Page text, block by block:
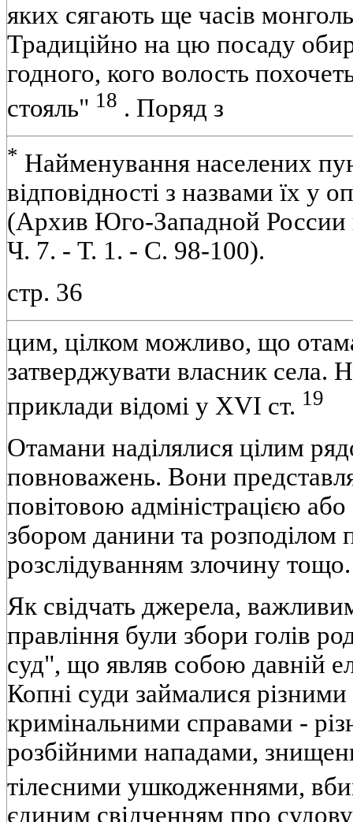
яких сягають ще часів
Традиційно на цю посаду
годного, кого волость
стояль" 18 . Поряд з
* Найменування населених
відповідності з назвами їх у
(Архив Юго-Западной России
Ч. 7. - Т. 1. - С. 98-100).
стр. 36
цим, цілком можливо, що
затверджувати власник села.
приклади відомі у XVI ст. 19
Отамани наділялися цілим
повноважень. Вони
повітовою адміністрацією
збором данини та розподілом
розслідуванням злочину тощо.
Як свідчать джерела,
правління були збори голів
суд", що являв собою давній
Копні суди займалися
кримінальними справами -
розбійними нападами,
тілесними ушкодженнями,
єдиним свідченням про